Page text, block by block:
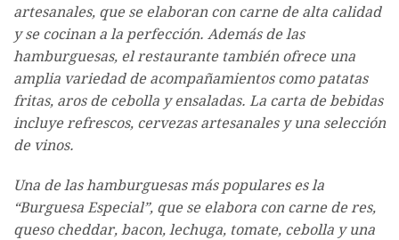
artesanales, que se elaboran con carne de alta calidad
y se cocinan a la perfección. Además de las
hamburguesas, el restaurante también ofrece una
amplia variedad de acompañamientos como patatas
fritas, aros de cebolla y ensaladas. La carta de bebidas
incluye refrescos, cervezas artesanales y una selección
de vinos.
Una de las hamburguesas más populares es la
“Burguesa Especial”, que se elabora con carne de res,
queso cheddar, bacon, lechuga, tomate, cebolla y una